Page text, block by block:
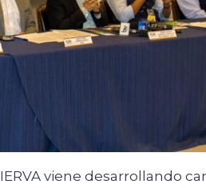
viene desarrollando